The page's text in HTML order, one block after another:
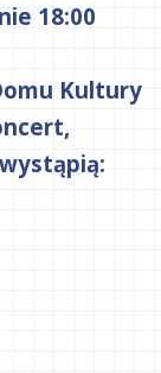
18:00
Kultury